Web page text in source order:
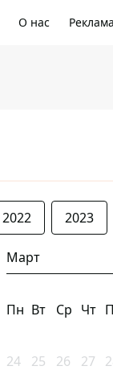
О нас Реклама
2022 2023
Март
Пн Вт Ср Чт
24 25 26 27